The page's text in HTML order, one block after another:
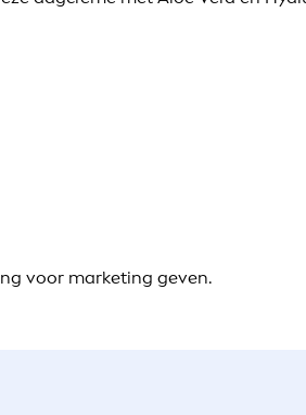
voor marketing geven.